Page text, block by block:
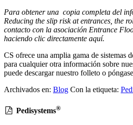
Para obtener una copia completa del
Reducing the slip risk at entrances, the
contacto con la asociación Entrance
haciendo clic directamente aquí.
CS ofrece una amplia gama de sistemas
para cualquier otra información sobre
puede descargar nuestro folleto o
Archivados en: Blog Con la etiqueta:
Pedisystems®